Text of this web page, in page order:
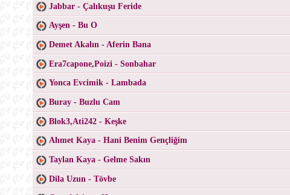
Jabbar - Çalıkuşu Feride
Ayşen - Bu O
Demet Akalın - Aferin Bana
Era7capone,Poizi - Sonbahar
Yonca Evcimik - Lambada
Buray - Buzlu Cam
Blok3,Ati242 - Keşke
Ahmet Kaya - Hani Benim Gençliğim
Taylan Kaya - Gelme Sakın
Dila Uzun - Tövbe